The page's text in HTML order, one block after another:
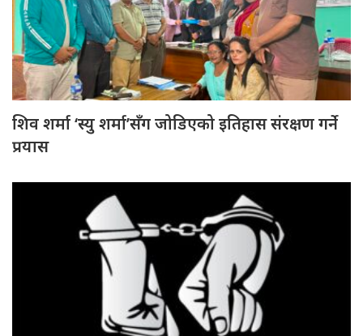
शिव शर्मा ‘स्यु शर्मा’सँग जोडिएको इतिहास संरक्षण गर्ने
प्रयास